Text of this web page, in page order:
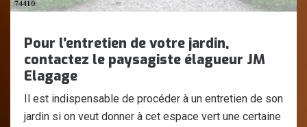
Pour l’entretien de votre jardin,
contactez le paysagiste élagueur JM
Elagage
Il est indispensable de procéder à un entretien de son
jardin si on veut donner à cet espace vert une certaine